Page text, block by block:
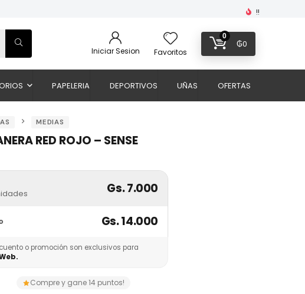
!!
Iniciar Sesion Favoritos
0
₲0
PAPELERIA DEPORTIVOS UÑAS OFERTAS
MEDIAS
RED ROJO – SENSE
Gs. 7.000
Gs. 14.000
o promoción son exclusivos para
Compre y gane 14 puntos!